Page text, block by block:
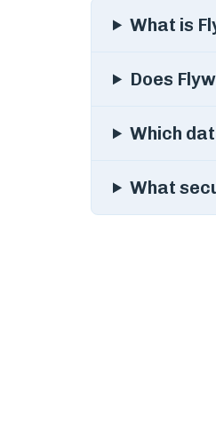
What is
Does
Which
What